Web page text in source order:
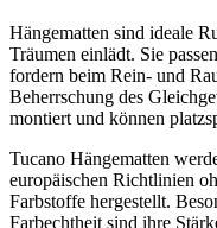
Hängematten sind ideale
Träumen einlädt. Sie
fordern beim Rein- und
Beherrschung des
montiert und können
Tucano Hängematten
europäischen Richtlinien
Farbstoffe hergestellt.
Farbechtheit sind ihre